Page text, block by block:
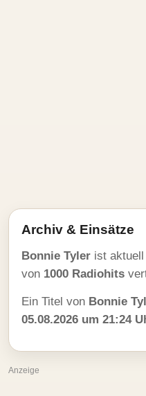
Archiv & Einsätze
Bonnie Tyler ist
von 1000 Radiohits
Ein Titel von Bonnie
05.08.2026 um 21:24
Anzeige